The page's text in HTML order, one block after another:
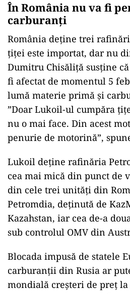
În România nu va fi
carburanți
România deține trei
țiței este importat, dar nu
Dumitru Chisăliță susține
fi afectat de momentul 5
lumă materie primă și
”Doar Lukoil-ul cumpăra
nu o mai face. Din acest
penurie de motorină”,
Lukoil deține rafinăria
cea mai mică din punct de
din cele trei unități din
Petromdia, deținută de
Kazahstan, iar cea de-a
sub controlul OMV din
Blocada impusă de statele
carburanții din Rusia ar
mondială creșteri de preț la